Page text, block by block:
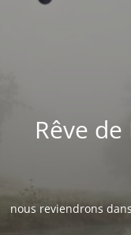
Rêve
nous reviendrons